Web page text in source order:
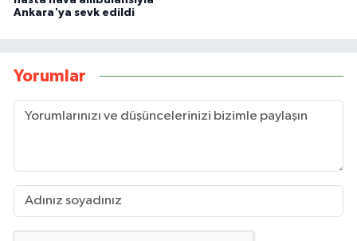
Ankara'ya sevk edildi
Yorumlar